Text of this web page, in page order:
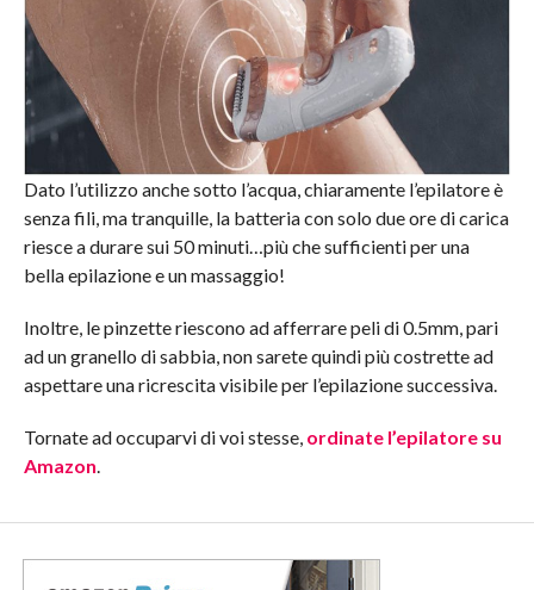
Dato l’utilizzo anche sotto l’acqua, chiaramente l’epilatore è
senza fili, ma tranquille, la batteria con solo due ore di carica
riesce a durare sui 50 minuti…più che sufficienti per una
bella epilazione e un massaggio!
Inoltre, le pinzette riescono ad afferrare peli di 0.5mm, pari
ad un granello di sabbia, non sarete quindi più costrette ad
aspettare una ricrescita visibile per l’epilazione successiva.
Tornate ad occuparvi di voi stesse, ordinate l’epilatore su
Amazon.